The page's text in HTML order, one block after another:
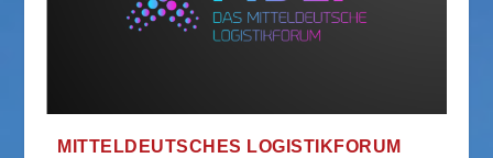
MITTELDEUTSCHES LOGISTIKFORUM